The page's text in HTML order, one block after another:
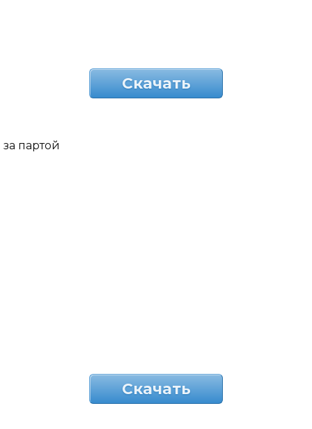
Скачать
за партой
Скачать